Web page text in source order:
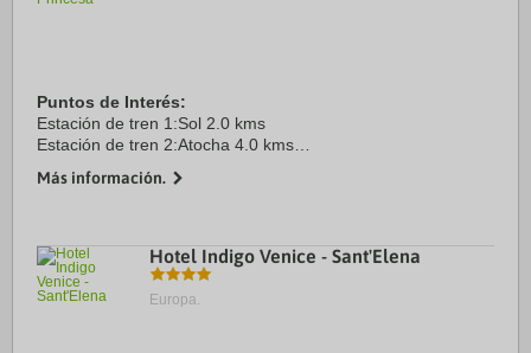
Puntos de Interés:
Estación de tren 1:Sol 2.0 kms
Estación de tren 2:Atocha 4.0 kms
Centro Ciudad:Puerta del Sol 2.0 kms
Más información.
Hotel Indigo Venice - Sant'Elena
Europa.